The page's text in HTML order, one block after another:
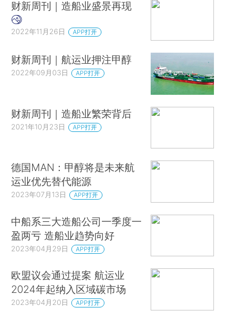
财新周刊｜造船业盛景再现
2022年11月26日 APP打开
财新周刊｜航运业押注甲醇
2022年09月03日 APP打开
财新周刊｜造船业繁荣背后
2021年10月23日 APP打开
德国MAN：甲醇将是未来航
运业优先替代能源
2023年07月13日 APP打开
中船系三大造船公司一季度一
盈两亏 造船业趋势向好
2023年04月29日 APP打开
欧盟议会通过提案 航运业
2024年起纳入区域碳市场
2023年04月20日 APP打开